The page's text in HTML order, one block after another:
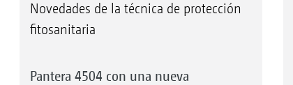
Novedades de la técnica de protección
fitosanitaria
Pantera 4504 con una nueva